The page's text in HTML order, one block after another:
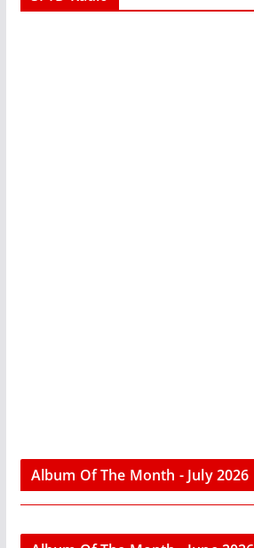
Album Of The Month - July 2026